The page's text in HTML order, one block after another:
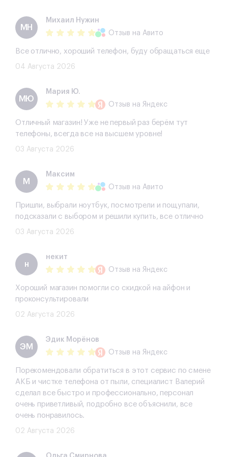
МН
Михаил Нужин
Отзыв на Авито
Все отлично, хороший телефон, буду обращаться еще
04 Августа 2026
МЮ
Мария Ю.
Отзыв на Яндекс
Отличный магазин! Уже не первый раз берём тут
телефоны, всегда все на высшем уровне!
03 Августа 2026
М
Максим
Отзыв на Авито
Пришли, выбрали ноутбук, посмотрели и пощупали,
подсказали с выбором и решили купить, все отлично
03 Августа 2026
н
некит
Отзыв на Яндекс
Хороший магазин помогли со скидкой на айфон и
проконсультировали
02 Августа 2026
ЭМ
Эдик Морёнов
Отзыв на Яндекс
Порекомендовали обратиться в этот сервис по смене
АКБ и чистке телефона от пыли, специалист Валерий
сделал все быстро и профессионально, персонал
очень приветливый, подробно все объяснили, все
очень понравилось.
02 Августа 2026